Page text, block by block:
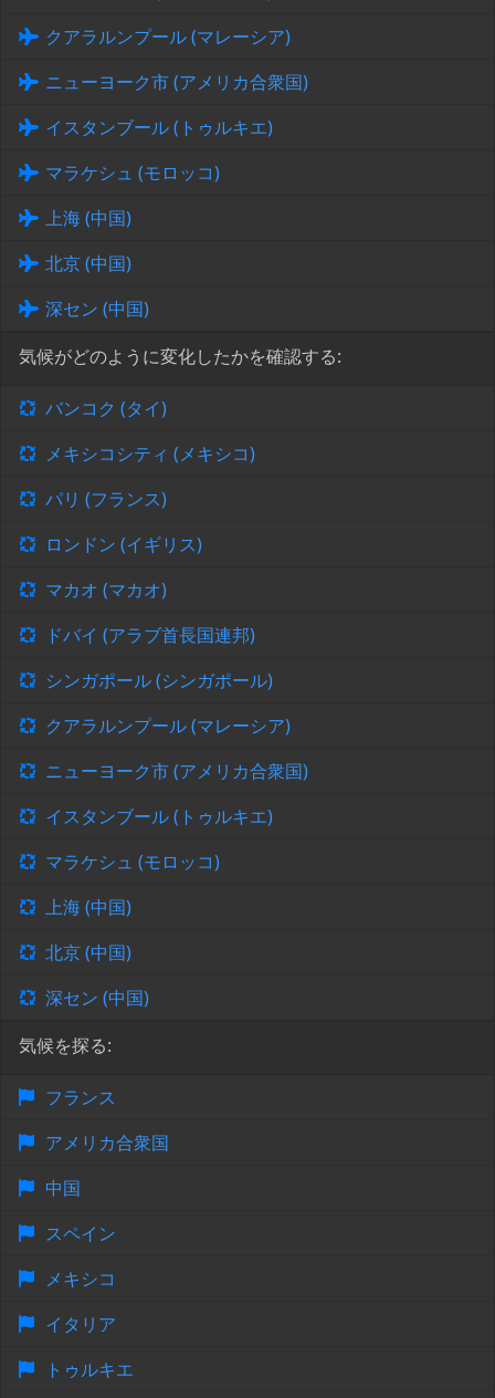
クアラルンプール (マレーシア)
ニューヨーク市 (アメリカ合衆国)
イスタンブール (トゥルキエ)
マラケシュ (モロッコ)
上海 (中国)
北京 (中国)
深セン (中国)
気候がどのように変化したかを確認する:
バンコク (タイ)
メキシコシティ (メキシコ)
パリ (フランス)
ロンドン (イギリス)
マカオ (マカオ)
ドバイ (アラブ首長国連邦)
シンガポール (シンガポール)
クアラルンプール (マレーシア)
ニューヨーク市 (アメリカ合衆国)
イスタンブール (トゥルキエ)
マラケシュ (モロッコ)
上海 (中国)
北京 (中国)
深セン (中国)
気候を探る:
フランス
アメリカ合衆国
中国
スペイン
メキシコ
イタリア
トゥルキエ